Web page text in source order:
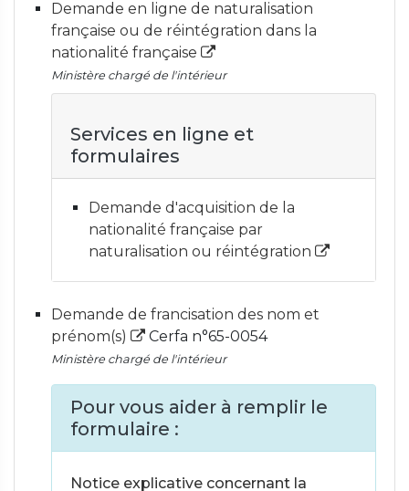
Demande en ligne de naturalisation
française ou de réintégration dans la
nationalité française
Ministère chargé de l'intérieur
Services en ligne et
formulaires
Demande d'acquisition de la
nationalité française par
naturalisation ou réintégration
Demande de francisation des nom et
prénom(s)
Cerfa n°65-0054
Ministère chargé de l'intérieur
Pour vous aider à remplir le
formulaire :
Notice explicative concernant la